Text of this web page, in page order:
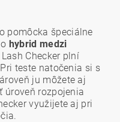
pomôcka špeciálne
hybrid medzi
Checker plní
teste natočenia si s
ju môžete aj
úroveň rozpojenia
využijete aj pri